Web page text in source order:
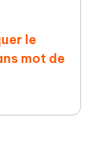
le
mot de